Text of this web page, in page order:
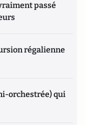
passé
régalienne
orchestrée) qui